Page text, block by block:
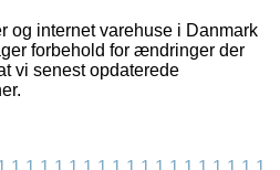
og internet varehuse i Danmark
forbehold for ændringer der
vi senest opdaterede